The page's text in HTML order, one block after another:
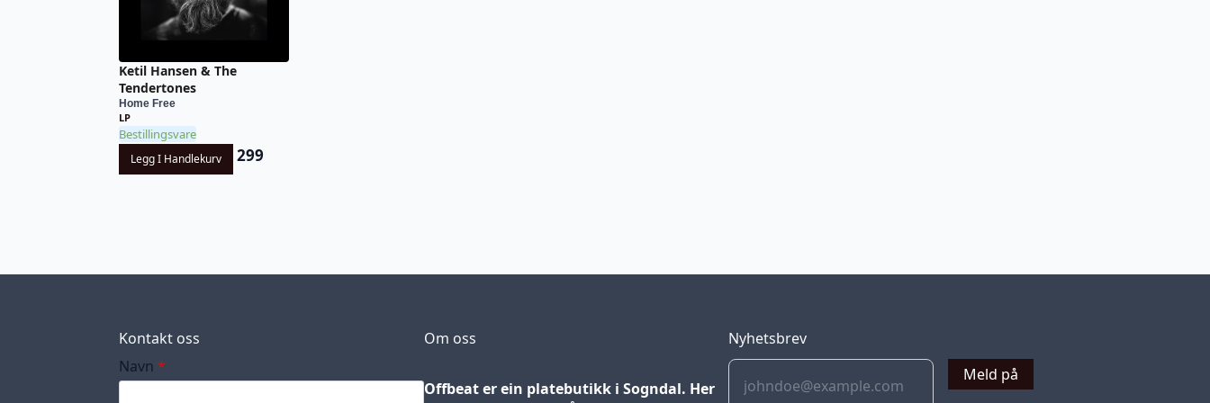
Ketil Hansen & The
Tendertones
Home Free
LP
Bestillingsvare
Legg I Handlekurv 299
Kontakt oss
Navn *
Om oss
Offbeat er ein platebutikk i Sogndal. Her
Nyhetsbrev
Meld på